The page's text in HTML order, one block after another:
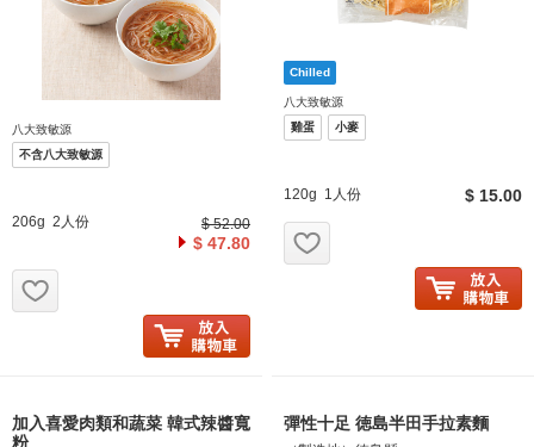
八大致敏源
不含八大致敏源
206g 2人份 $ 52.00
$ 47.80
八大致敏源
雞蛋
小麥
120g 1人份 $ 15.00
加入喜愛肉類和蔬菜 韓式辣醬寬
粉
彈性十足 徳島半田手拉素麵